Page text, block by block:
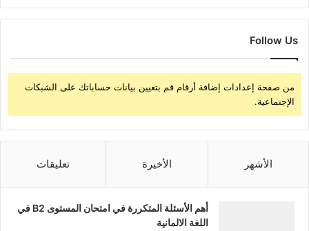
Follow Us
من صفحة إعدادات إضافة أرقام قم بتعيين بيانات حساباتك على الشبكات
الإجتماعية.
الأشهر الأخيرة تعليقات
أهم الأسئلة المتكررة في امتحان المستوى B2 في
اللغة الالمانية